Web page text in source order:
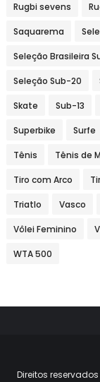
Rugbi sevens
Saquarema
Seleção Brasileira
Seleção Sub-20
Skate Sub-13
Superbike Surfe
Tênis Tênis de
Tiro com Arco
Triatlo Vasco
Vôlei Feminino
WTA 500
Direitos